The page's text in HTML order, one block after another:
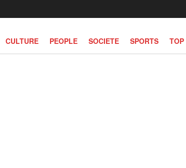
CULTURE PEOPLE SOCIETE SPORTS TOP